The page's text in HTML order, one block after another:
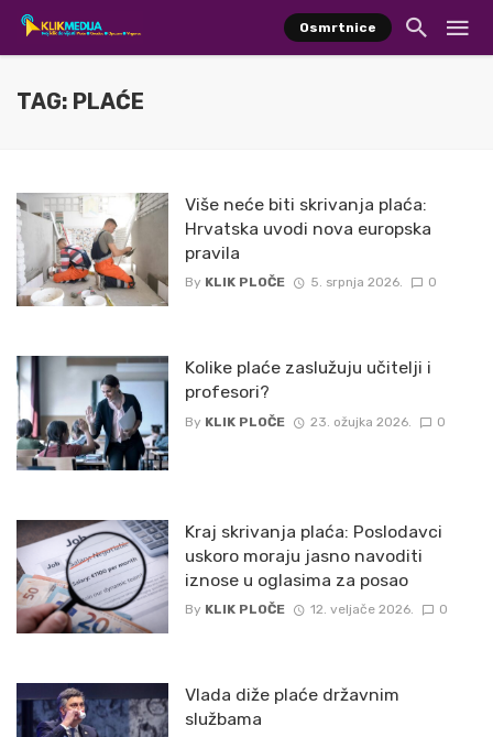
Osmrtnice
TAG: PLAĆE
Više neće biti skrivanja plaća:
Hrvatska uvodi nova europska
pravila
By KLIK PLOČE 5. srpnja 2026. 0
Kolike plaće zaslužuju učitelji i
profesori?
By KLIK PLOČE 23. ožujka 2026. 0
Kraj skrivanja plaća: Poslodavci
uskoro moraju jasno navoditi
iznose u oglasima za posao
By KLIK PLOČE 12. veljače 2026. 0
Vlada diže plaće državnim
službama